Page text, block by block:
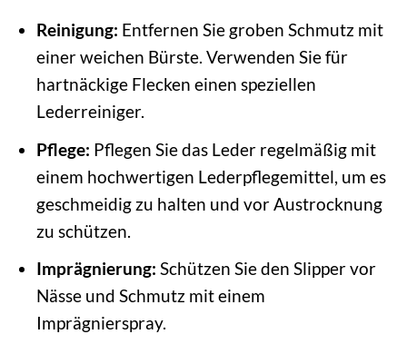
Reinigung: Entfernen Sie groben Schmutz mit
einer weichen Bürste. Verwenden Sie für
hartnäckige Flecken einen speziellen
Lederreiniger.
Pflege: Pflegen Sie das Leder regelmäßig mit
einem hochwertigen Lederpflegemittel, um es
geschmeidig zu halten und vor Austrocknung
zu schützen.
Imprägnierung: Schützen Sie den Slipper vor
Nässe und Schmutz mit einem
Imprägnierspray.